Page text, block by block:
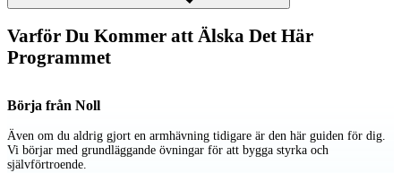
Varför Du Kommer att Älska Det Här
Programmet
Börja från Noll
Även om du aldrig gjort en armhävning tidigare är den här guiden för dig.
Vi börjar med grundläggande övningar för att bygga styrka och
självförtroende.